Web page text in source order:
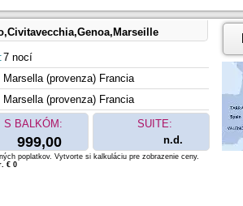
7 nocí
Marsella (provenza) Francia
Marsella (provenza) Francia
S BALKÓM:
999,00
SUITE:
n.d.
poplatkov. Vytvorte si kalkuláciu pre zobrazenie ceny.
€ 0